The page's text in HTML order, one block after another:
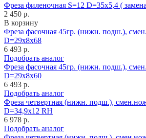
Фреза филеночная S=12 D=35x5,4 (
2 450 р.
В корзину
Фреза фасочная 45гр. (нижн. подш.),
D=29x8x68
6 493 р.
Подобрать аналог
Фреза фасочная 45гр. (нижн. подш.),
D=29x8x60
6 493 р.
Подобрать аналог
Фреза четвертная (нижн. подш.),
D=34,9x12 RH
6 978 р.
Подобрать аналог